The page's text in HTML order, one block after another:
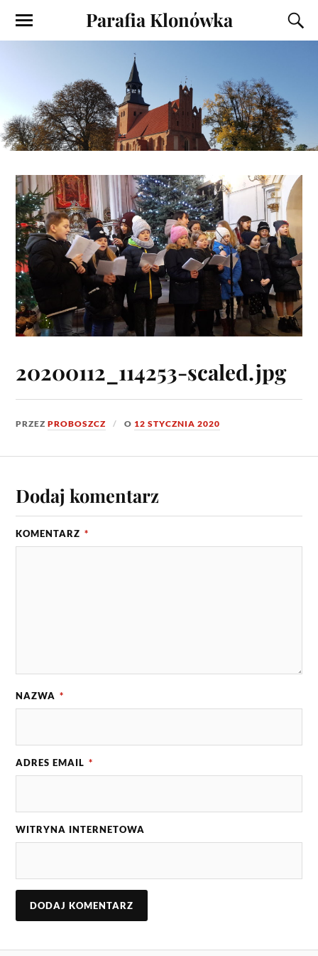
Parafia Klonówka
20200112_114253-scaled.jpg
PRZEZPROBOSZCZ O 12 STYCZNIA 2020
Dodaj komentarz
KOMENTARZ *
NAZWA *
ADRES EMAIL *
WITRYNA INTERNETOWA